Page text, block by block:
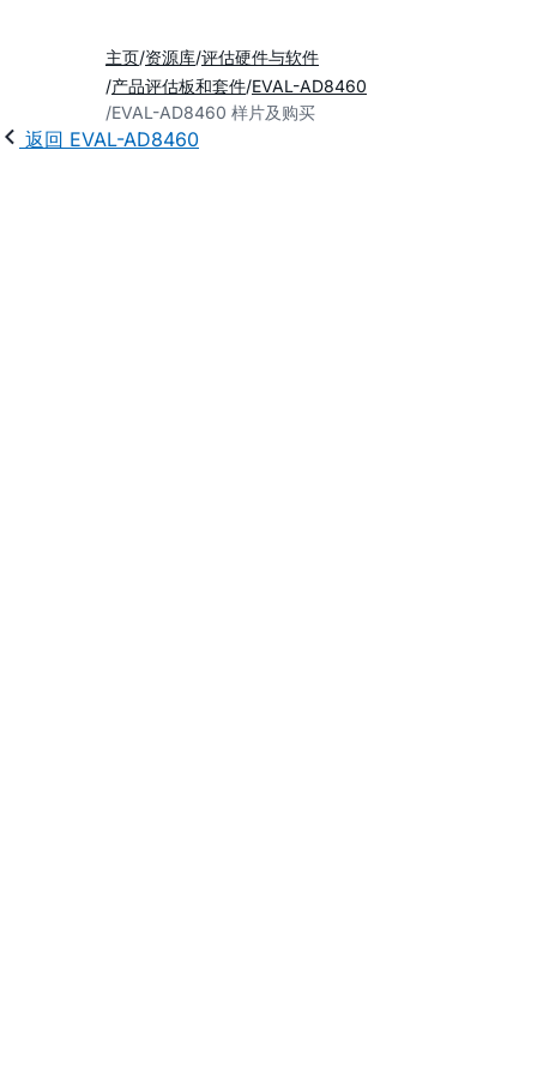
主页 资源库 评估硬件与软件
产品评估板和套件 EVAL-AD8460
EVAL-AD8460 样片及购买
返回 EVAL-AD8460